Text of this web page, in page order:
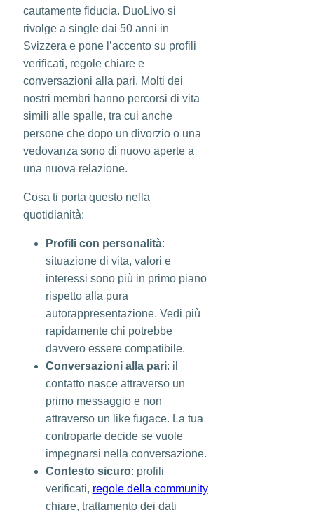
cautamente fiducia. DuoLivo si
rivolge a single dai 50 anni in
Svizzera e pone l’accento su profili
verificati, regole chiare e
conversazioni alla pari. Molti dei
nostri membri hanno percorsi di vita
simili alle spalle, tra cui anche
persone che dopo un divorzio o una
vedovanza sono di nuovo aperte a
una nuova relazione.
Cosa ti porta questo nella
quotidianità:
Profili con personalità:
situazione di vita, valori e
interessi sono più in primo piano
rispetto alla pura
autorappresentazione. Vedi più
rapidamente chi potrebbe
davvero essere compatibile.
Conversazioni alla pari: il
contatto nasce attraverso un
primo messaggio e non
attraverso un like fugace. La tua
controparte decide se vuole
impegnarsi nella conversazione.
Contesto sicuro: profili
verificati, regole della community
chiare, trattamento dei dati